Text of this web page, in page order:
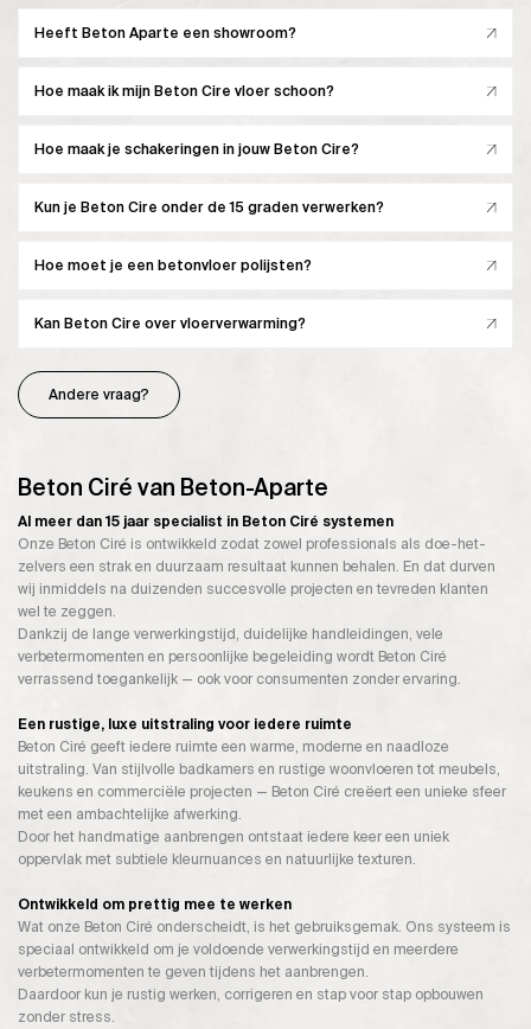
Heeft Beton Aparte een showroom?
Hoe maak ik mijn Beton Cire vloer schoon?
Hoe maak je schakeringen in jouw Beton Cire?
Kun je Beton Cire onder de 15 graden verwerken?
Hoe moet je een betonvloer polijsten?
Kan Beton Cire over vloerverwarming?
Andere vraag?
Beton Ciré van Beton-Aparte
Al meer dan 15 jaar specialist in Beton Ciré systemen
Onze Beton Ciré is ontwikkeld zodat zowel professionals als doe-het-
zelvers een strak en duurzaam resultaat kunnen behalen. En dat durven
wij inmiddels na duizenden succesvolle projecten en tevreden klanten
wel te zeggen.
Dankzij de lange verwerkingstijd, duidelijke handleidingen, vele
verbetermomenten en persoonlijke begeleiding wordt Beton Ciré
verrassend toegankelijk — ook voor consumenten zonder ervaring.
Een rustige, luxe uitstraling voor iedere ruimte
Beton Ciré geeft iedere ruimte een warme, moderne en naadloze
uitstraling. Van stijlvolle badkamers en rustige woonvloeren tot meubels,
keukens en commerciële projecten — Beton Ciré creëert een unieke sfeer
met een ambachtelijke afwerking.
Door het handmatige aanbrengen ontstaat iedere keer een uniek
oppervlak met subtiele kleurnuances en natuurlijke texturen.
Ontwikkeld om prettig mee te werken
Wat onze Beton Ciré onderscheidt, is het gebruiksgemak. Ons systeem is
speciaal ontwikkeld om je voldoende verwerkingstijd en meerdere
verbetermomenten te geven tijdens het aanbrengen.
Daardoor kun je rustig werken, corrigeren en stap voor stap opbouwen
zonder stress.